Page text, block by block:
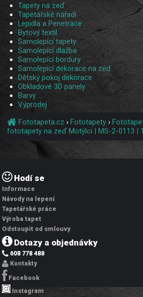
Tapety na zeď
Tapetářské nářadí
Lepidla a Penetrace
Bytový textil
Samolepící tapety
Samolepící dlažba
Samolepící bordury
Samolepící dekorace na zeď
Dětský pokoj dekorace
Obkladové 3D panely
Barvy
Výprodej
Fototapeta.cz ›Fototapety ›
fototapety na zeď Motýlci | MS-2-0113 |
Hodí se
Informace
Návody na lepení
Tapetářské práce
Výroba tapet
Odstoupit od smlouvy
Dotazy a objednávky
608 778 488
Kontakty
Facebook
Instagram